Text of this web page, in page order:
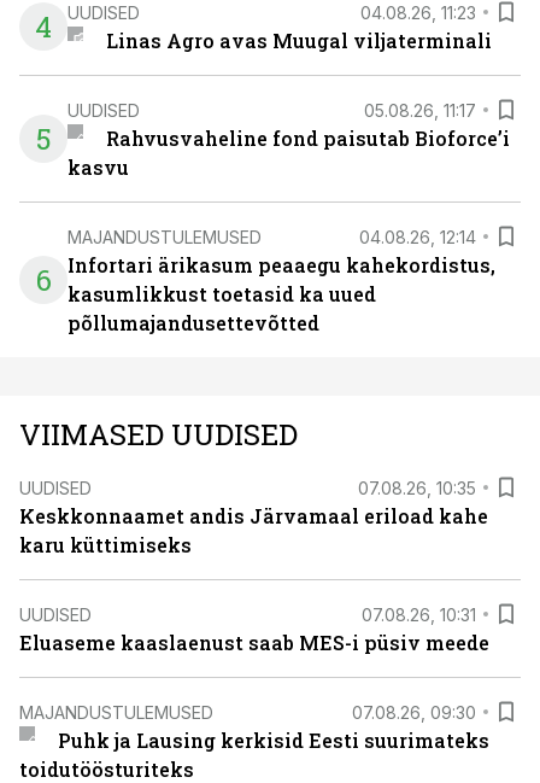
4 UUDISED 04.08.26, 11:23
Linas Agro avas Muugal viljaterminali
5
UUDISED 05.08.26, 11:17
Rahvusvaheline fond paisutab Bioforce’i
kasvu
6
MAJANDUSTULEMUSED 04.08.26, 12:14
Infortari ärikasum peaaegu kahekordistus,
kasumlikkust toetasid ka uued
põllumajandusettevõtted
VIIMASED UUDISED
UUDISED 07.08.26, 10:35
Keskkonnaamet andis Järvamaal eriload kahe
karu küttimiseks
UUDISED 07.08.26, 10:31
Eluaseme kaaslaenust saab MES-i püsiv meede
MAJANDUSTULEMUSED 07.08.26, 09:30
Puhk ja Lausing kerkisid Eesti suurimateks
toidutöösturiteks